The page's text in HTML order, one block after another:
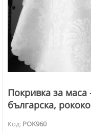
Покривка за маса
българска,
Код: POK960